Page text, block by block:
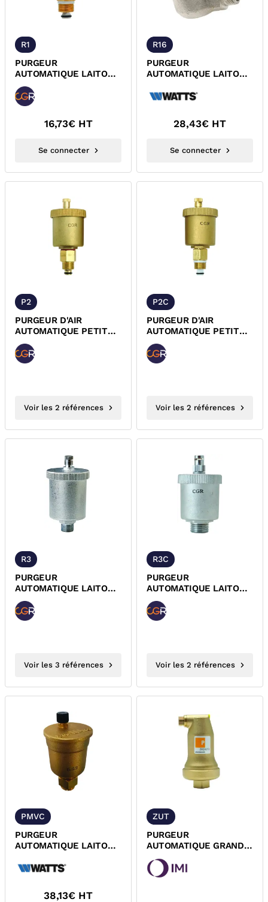
R1
PURGEUR
AUTOMATIQUE LAITON
MALE FAIBLE
ENCOMBREMENT CGR
16,73€ HT
Se connecter
R16
PURGEUR
AUTOMATIQUE LAITON
MALE NEW INTERVENT
28,43€ HT
Se connecter
P2
PURGEUR D'AIR
AUTOMATIQUE PETIT
DEBIT DOMESTIQUE ET
TERTIAIRE CLAPET
LAITON P2
Voir les 2 références
P2C
PURGEUR D'AIR
AUTOMATIQUE PETIT
DEBIT DOMESTIQUE ET
TERTIAIRE CLAPET ABS
P2C
Voir les 2 références
R3
PURGEUR
AUTOMATIQUE LAITON
NICKELE A BOUCHON
HYGROSCOPIQUE CGR
Voir les 3 références
R3C
PURGEUR
AUTOMATIQUE LAITON
NICKELE A BOUCHON
HYGROSCOPIQUE
FAIBLE
Voir les 2 références
PMVC
PURGEUR
AUTOMATIQUE LAITON
NEW INTERVENT
38,13€ HT
ZUT
PURGEUR
AUTOMATIQUE GRAND
DEBIT ZEPARO
UNIVERSAL IMI